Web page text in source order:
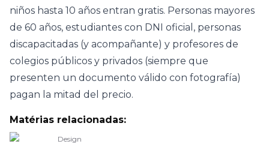
niños hasta 10 años entran gratis. Personas mayores
de 60 años, estudiantes con DNI oficial, personas
discapacitadas (y acompañante) y profesores de
colegios públicos y privados (siempre que
presenten un documento válido con fotografía)
pagan la mitad del precio.
Matérias relacionadas:
Design